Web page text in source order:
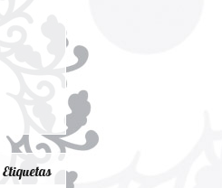
Etiquetas